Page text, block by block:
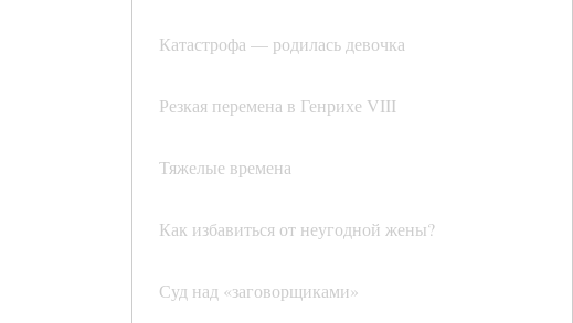
Катастрофа — родилась девочка
Резкая перемена в Генрихе VIII
Тяжелые времена
Как избавиться от неугодной жены?
Суд над «заговорщиками»